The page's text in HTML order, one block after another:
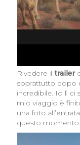
Rivedere il trailer
soprattutto dopo
incredibile. Io lì ci
mio viaggio è
una foto
questo momento.